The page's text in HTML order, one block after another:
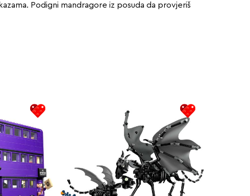
Podigni mandragore iz posuda da provjeriš